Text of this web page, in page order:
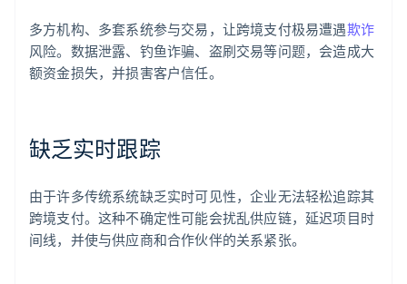
多方机构、多套系统参与交易，让跨境支付极易遭遇欺诈
风险。数据泄露、钓鱼诈骗、盗刷交易等问题，会造成大
额资金损失，并损害客户信任。
缺乏实时跟踪
由于许多传统系统缺乏实时可见性，企业无法轻松追踪其
跨境支付。这种不确定性可能会扰乱供应链，延迟项目时
间线，并使与供应商和合作伙伴的关系紧张。